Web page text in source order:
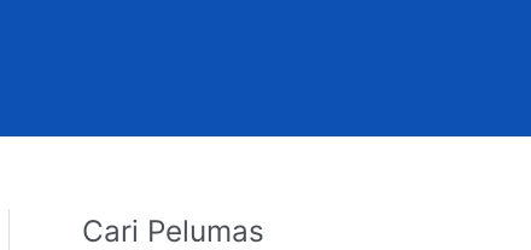
Cari Pelumas